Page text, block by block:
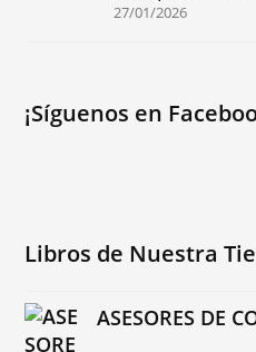
27/01/2026
¡Síguenos en
Libros de Nuestra
ASESORES DE